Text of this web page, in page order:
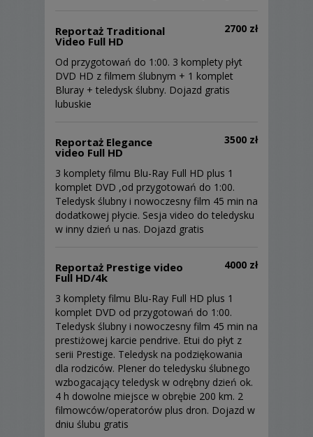
Reportaż Traditional
Video Full HD
2700 zł
Od przygotowań do 1:00. 3 komplety płyt
DVD HD z filmem ślubnym + 1 komplet
Bluray + teledysk ślubny. Dojazd gratis
lubuskie
Reportaż Elegance
video Full HD
3500 zł
3 komplety filmu Blu-Ray Full HD plus 1
komplet DVD ,od przygotowań do 1:00.
Teledysk ślubny i nowoczesny film 45 min na
dodatkowej płycie. Sesja video do teledysku
w inny dzień u nas. Dojazd gratis
Reportaż Prestige video
Full HD/4k
4000 zł
3 komplety filmu Blu-Ray Full HD plus 1
komplet DVD od przygotowań do 1:00.
Teledysk ślubny i nowoczesny film 45 min na
prestiżowej karcie pendrive. Etui do płyt z
serii Prestige. Teledysk na podziękowania
dla rodziców. Plener do teledysku ślubnego
wzbogacający teledysk w odrębny dzień ok.
4 h dowolne miejsce w obrębie 200 km. 2
filmowców/operatorów plus dron. Dojazd w
dniu ślubu gratis